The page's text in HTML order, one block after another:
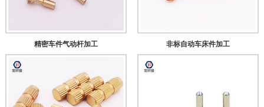
精密车件气动杆加工 非标自动车床件加工